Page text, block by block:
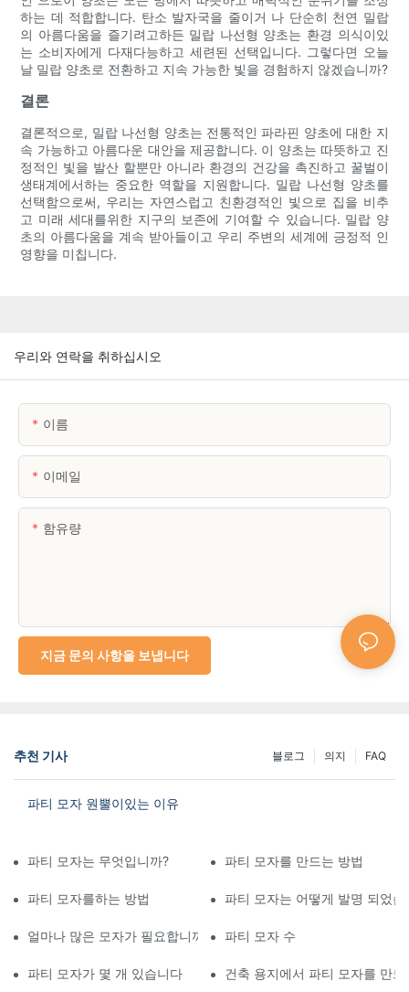
하는 데 적합합니다. 탄소 발자국을 줄이거 나 단순히 천연 밀랍
의 아름다움을 즐기려고하든 밀랍 나선형 양초는 환경 의식이있
는 소비자에게 다재다능하고 세련된 선택입니다. 그렇다면 오늘
날 밀랍 양초로 전환하고 지속 가능한 빛을 경험하지 않겠습니까?
결론
결론적으로, 밀랍 나선형 양초는 전통적인 파라핀 양초에 대한 지
속 가능하고 아름다운 대안을 제공합니다. 이 양초는 따뜻하고 진
정적인 빛을 발산 할뿐만 아니라 환경의 건강을 촉진하고 꿀벌이
생태계에서하는 중요한 역할을 지원합니다. 밀랍 나선형 양초를
선택함으로써, 우리는 자연스럽고 친환경적인 빛으로 집을 비추
고 미래 세대를위한 지구의 보존에 기여할 수 있습니다. 밀랍 양
초의 아름다움을 계속 받아들이고 우리 주변의 세계에 긍정적 인
영향을 미칩니다.
우리와 연락을 취하십시오
이름
이메일
함유량
지금 문의 사항을 보냅니다
추천 기사 FAQ
의지
블로그
파티 모자 원뿔이있는 이유
파티 모자는 무엇입니까? 파티 모자를 만드는 방법
파티 모자를하는 방법 파티 모자는 어떻게 발명 되었습
얼마나 많은 모자가 필요합니까? 파티 모자 수
파티 모자가 몇 개 있습니다 건축 용지에서 파티 모자를 만드